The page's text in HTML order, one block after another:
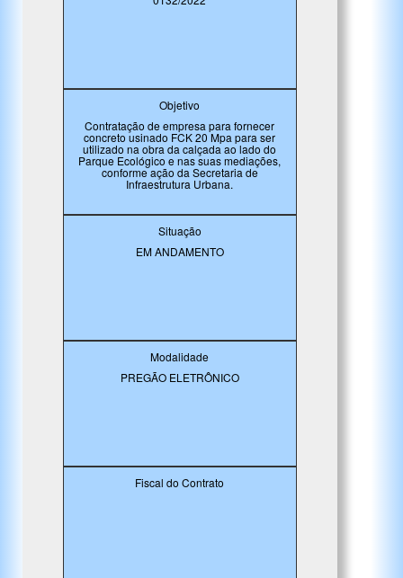
Objetivo
Contratação de empresa para fornecer
concreto usinado FCK 20 Mpa para ser
utilizado na obra da calçada ao lado do
Parque Ecológico e nas suas mediações,
conforme ação da Secretaria de
Infraestrutura Urbana.
Situação
EM ANDAMENTO
Modalidade
PREGÃO ELETRÔNICO
Fiscal do Contrato